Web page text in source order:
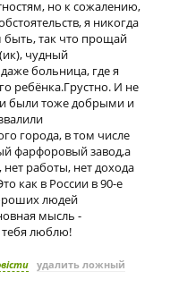
но к сожалению,
я никогда
так что прощай
чудный
больница, где я
ребёнка.Грустно. И не
были тоже добрыми и
города, в том числе
фарфоровый завод,а
работы, нет дохода
как в России в 90-е
людей
мысль -
люблю!
удалить ложный